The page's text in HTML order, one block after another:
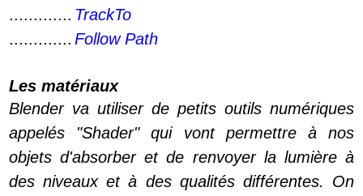
............. TrackTo
............. Follow Path
Les matériaux
Blender va utiliser de petits outils numériques
appelés "Shader" qui vont permettre à nos
objets d'absorber et de renvoyer la lumière à
des niveaux et à des qualités différentes. On